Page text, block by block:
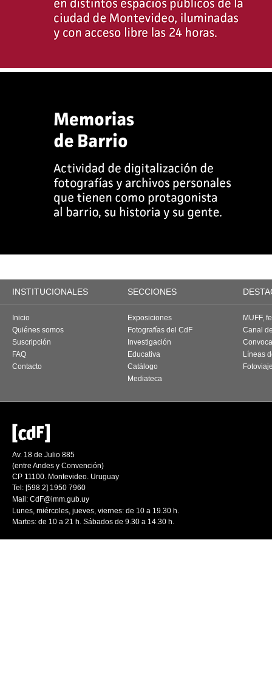
INSTITUCIONALES SECCIONES
Inicio
Quiénes somos
Suscripción
FAQ
Contacto
Exposiciones
Fotografías del CdF
Investigación
Educativa
Catálogo
Mediateca
MUFF,
Canal
Líneas
Av. 18 de Julio 885
(entre Andes y Convención)
CP 11100. Montevideo. Uruguay
Tel: [598 2] 1950 7960
Mail: CdF@imm.gub.uy
Lunes, miércoles, jueves, viernes: de 10 a 19.30 h.
Martes: de 10 a 21 h. Sábados de 9.30 a 14.30 h.